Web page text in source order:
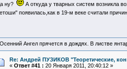
ну?
А откуда у тварных систем возникла
появилась,как в 19-м веке считали
Ангел прячется в дождях. В листве
Re: Андрей ПУЗИКОВ "Теоретические,
« Ответ #41 : 20 Января 2011, 20:40:12 »